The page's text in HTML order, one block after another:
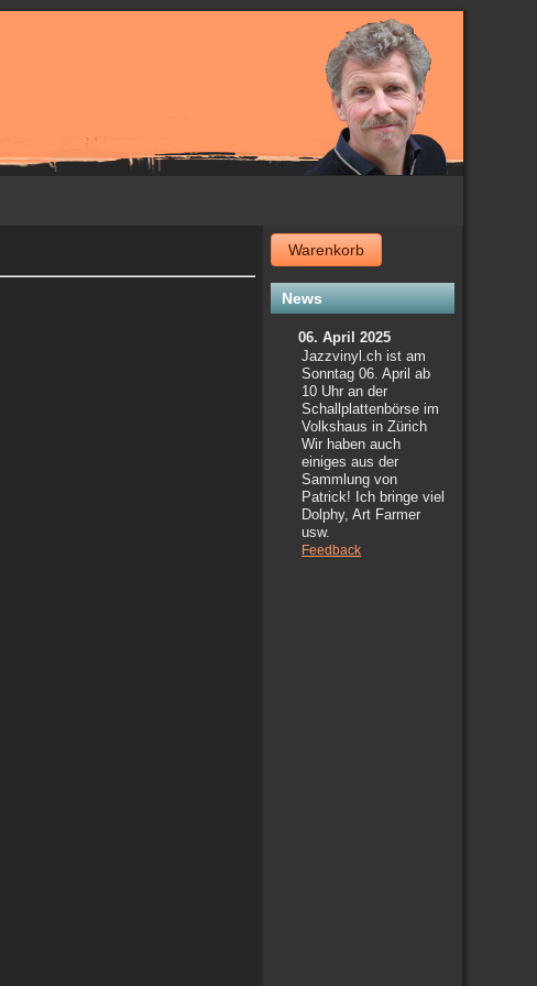
Warenkorb
News
06. April 2025
Jazzvinyl.ch ist am
Sonntag 06. April ab
10 Uhr an der
Schallplattenbörse im
Volkshaus in Zürich
Wir haben auch
einiges aus der
Sammlung von
Patrick! Ich bringe viel
Dolphy, Art Farmer
usw.
Feedback